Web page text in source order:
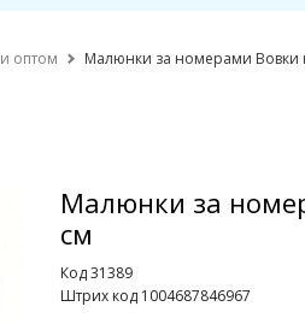
оптом Малюнки за номерами Вовки
Малюнки за
см
Код 31389
Штрих код 1004687846967